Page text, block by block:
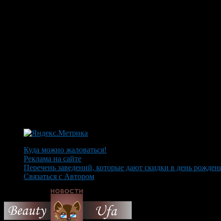
Куда можно жаловаться!
Реклама на сайте
Перечень заведений, которые дают скидки в день
Связаться с Автором